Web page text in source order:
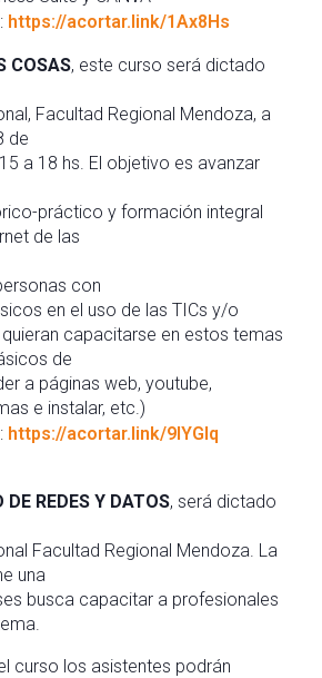
https://acortar.link/1Ax8Hs
COSAS, este curso será dictado
Facultad Regional Mendoza, a
de
a 18 hs. El objetivo es avanzar
práctico y formación integral
de las
con
en el uso de las TICs y/o
capacitarse en estos temas
de
a páginas web, youtube,
e instalar, etc.)
https://acortar.link/9IYGIq
DE REDES Y DATOS, será dictado
Facultad Regional Mendoza. La
una
busca capacitar a profesionales
curso los asistentes podrán